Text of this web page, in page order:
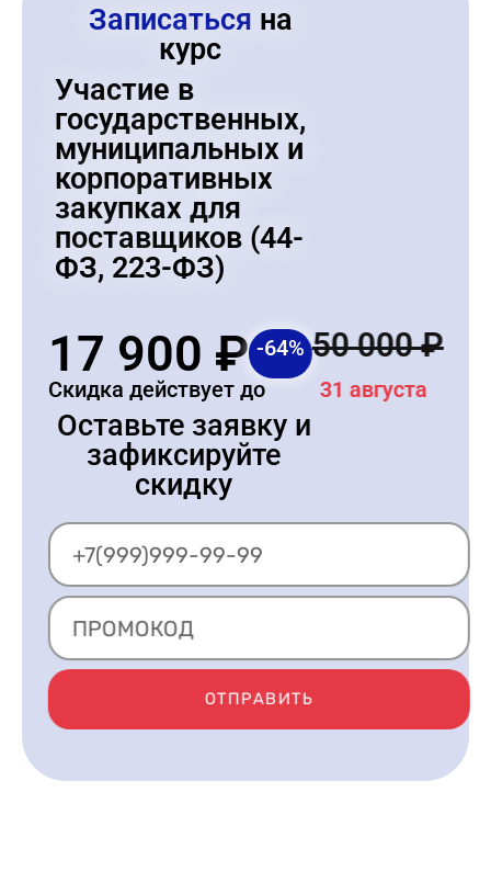
Записаться на
курс
Участие в
государственных,
муниципальных и
корпоративных
закупках для
поставщиков (44-
ФЗ, 223-ФЗ)
17 900 ₽ -64% 50 000₽
Скидка действует до 31 августа
Оставьте заявку и
зафиксируйте
скидку
ОТПРАВИТЬ